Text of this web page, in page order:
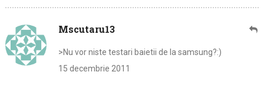
Mscutaru13
>Nu vor niste testari baietii de la samsung?:)
15 decembrie 2011